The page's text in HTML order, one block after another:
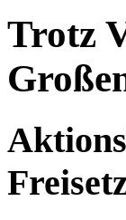
Trotz